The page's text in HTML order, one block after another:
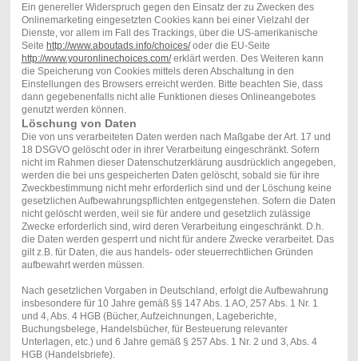
Ein genereller Widerspruch gegen den Einsatz der zu Zwecken des
Onlinemarketing eingesetzten Cookies kann bei einer Vielzahl der
Dienste, vor allem im Fall des Trackings, über die US-amerikanische
Seite http://www.aboutads.info/choices/oder die EU-Seite
http://www.youronlinechoices.com/erklärt werden. Des Weiteren kann
die Speicherung von Cookies mittels deren Abschaltung in den
Einstellungen des Browsers erreicht werden. Bitte beachten Sie, dass
dann gegebenenfalls nicht alle Funktionen dieses Onlineangebotes
genutzt werden können.
Löschung von Daten
Die von uns verarbeiteten Daten werden nach Maßgabe der Art. 17 und
18 DSGVO gelöscht oder in ihrer Verarbeitung eingeschränkt. Sofern
nicht im Rahmen dieser Datenschutzerklärung ausdrücklich angegeben,
werden die bei uns gespeicherten Daten gelöscht, sobald sie für ihre
Zweckbestimmung nicht mehr erforderlich sind und der Löschung keine
gesetzlichen Aufbewahrungspflichten entgegenstehen. Sofern die Daten
nicht gelöscht werden, weil sie für andere und gesetzlich zulässige
Zwecke erforderlich sind, wird deren Verarbeitung eingeschränkt. D.h.
die Daten werden gesperrt und nicht für andere Zwecke verarbeitet. Das
gilt z.B. für Daten, die aus handels- oder steuerrechtlichen Gründen
aufbewahrt werden müssen.
Nach gesetzlichen Vorgaben in Deutschland, erfolgt die Aufbewahrung
insbesondere für 10 Jahre gemäß §§ 147 Abs. 1 AO, 257 Abs. 1 Nr. 1
und 4, Abs. 4 HGB (Bücher, Aufzeichnungen, Lageberichte,
Buchungsbelege, Handelsbücher, für Besteuerung relevanter
Unterlagen, etc.) und 6 Jahre gemäß § 257 Abs. 1 Nr. 2 und 3, Abs. 4
HGB (Handelsbriefe).